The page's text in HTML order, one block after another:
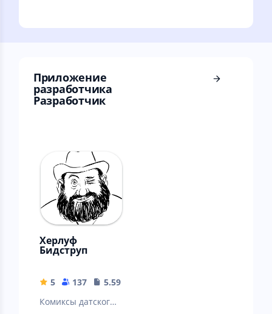
Приложение
разработчика
Разработчик
Херлуф
Бидструп
5 137
5.59 MB
Комиксы датского